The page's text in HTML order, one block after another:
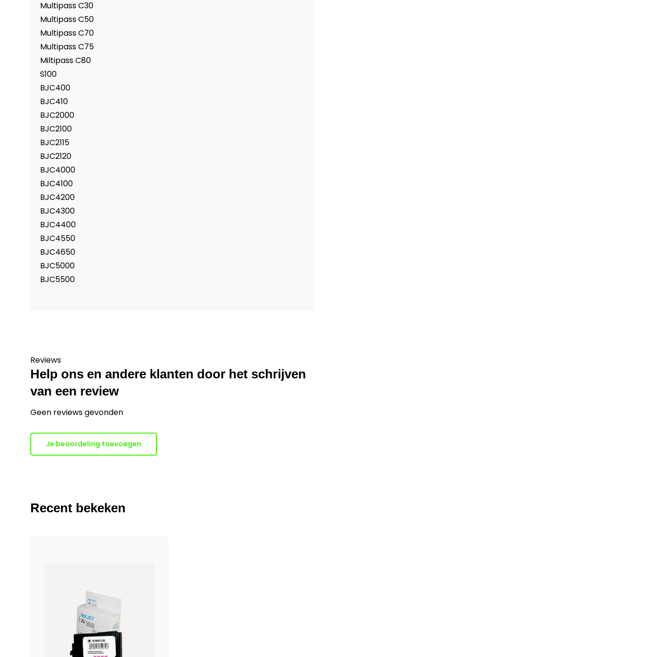
Multipass C30
Multipass C50
Multipass C70
Multipass C75
Miltipass C80
S100
BJC400
BJC410
BJC2000
BJC2100
BJC2115
BJC2120
BJC4000
BJC4100
BJC4200
BJC4300
BJC4400
BJC4550
BJC4650
BJC5000
BJC5500
Reviews
Help ons en andere klanten door het schrijven
van een review
Geen reviews gevonden
Je beoordeling toevoegen
Recent bekeken